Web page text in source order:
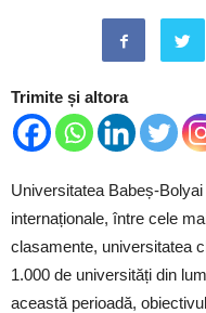
Trimite și altora
Universitatea Babeș-
internaționale, între cele
clasamente, universitatea
1.000 de universități din
această perioadă,